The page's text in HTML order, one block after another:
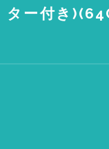
ター付き